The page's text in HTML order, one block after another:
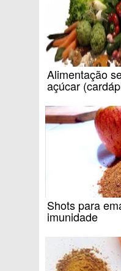
Alimentação
açúcar
Shots para
imunidade